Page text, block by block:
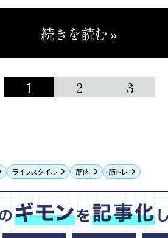
続きを読む »
1 2 3
ライフスタイル 筋肉 筋トレ